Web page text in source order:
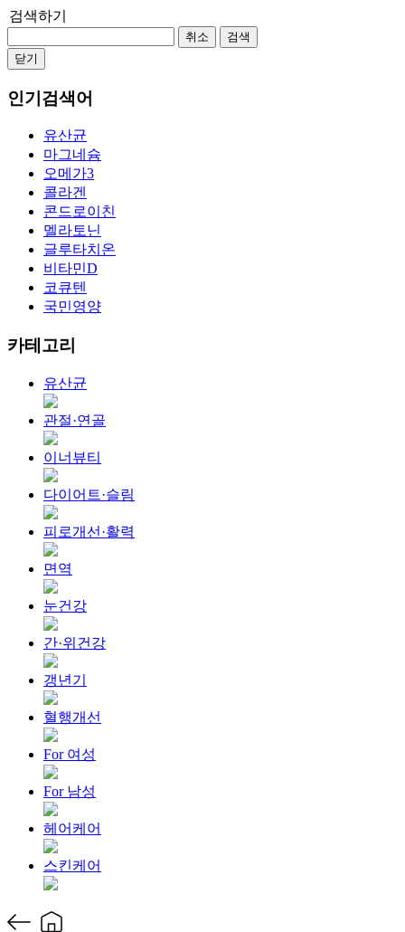
검색하기
취소
검색
닫기
인기검색어
유산균
마그네슘
오메가3
콜라겐
콘드로이친
멜라토닌
글루타치온
비타민D
코큐텐
국민영양
카테고리
유산균
관절·연골
이너뷰티
다이어트·슬림
피로개선·활력
면역
눈건강
간·위건강
갱년기
혈행개선
For 여성
For 남성
헤어케어
스킨케어